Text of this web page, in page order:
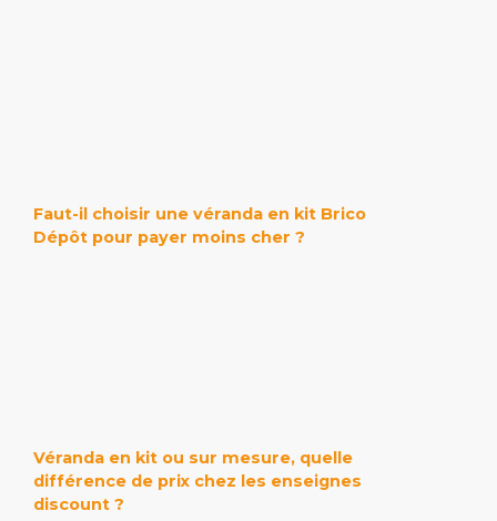
Faut-il choisir une véranda en kit Brico
Dépôt pour payer moins cher ?
Véranda en kit ou sur mesure, quelle
différence de prix chez les enseignes
discount ?